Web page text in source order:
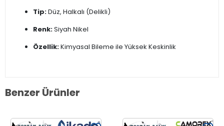
Tip:Düz, Halkalı (Delikli)
Renk:Siyah Nikel
Özellik:Kimyasal Bileme ile Yüksek Keskinlik
Benzer Ürünler